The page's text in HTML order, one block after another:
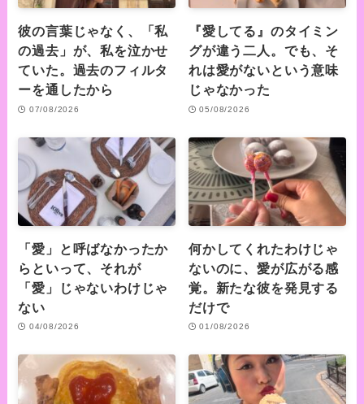
彼の言葉じゃなく、「私
の過去」が、私を泣かせ
ていた。過去のフィルタ
ーを通したから
07/08/2026
『愛してる』のタイミン
グが違う二人。でも、そ
れは愛がないという意味
じゃなかった
05/08/2026
「愛」と呼ばなかったか
らといって、それが
「愛」じゃないわけじゃ
ない
04/08/2026
何かしてくれたわけじゃ
ないのに、愛が広がる感
覚。新たな彼を発見する
だけで
01/08/2026